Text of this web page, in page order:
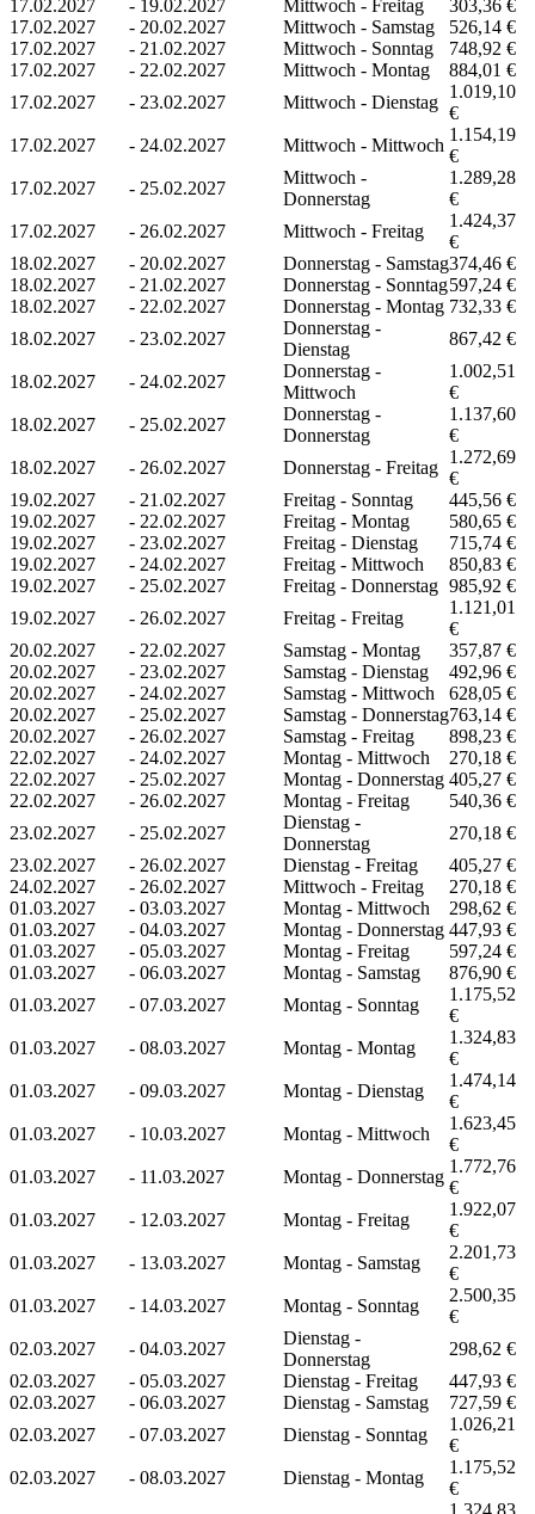
17.02.2027
- 19.02.2027 Mittwoch - Freitag
303,36 €
17.02.2027
- 20.02.2027 Mittwoch - Samstag
526,14 €
17.02.2027
- 21.02.2027 Mittwoch - Sonntag
748,92 €
17.02.2027
- 22.02.2027 Mittwoch - Montag
884,01 €
17.02.2027
- 23.02.2027 Mittwoch - Dienstag
1.019,10
€
17.02.2027
- 24.02.2027 Mittwoch - Mittwoch
1.154,19
€
17.02.2027
- 25.02.2027
Mittwoch -
Donnerstag
1.289,28
€
17.02.2027
- 26.02.2027 Mittwoch - Freitag
1.424,37
€
18.02.2027
- 20.02.2027 Donnerstag - Samstag374,46 €
18.02.2027
- 21.02.2027 Donnerstag - Sonntag597,24 €
18.02.2027
- 22.02.2027 Donnerstag - Montag 732,33 €
18.02.2027
- 23.02.2027
Donnerstag -
Dienstag
867,42 €
18.02.2027 - 24.02.2027
Donnerstag -
Mittwoch
1.002,51
€
18.02.2027
- 25.02.2027
Donnerstag -
Donnerstag
1.137,60
€
18.02.2027
- 26.02.2027 Donnerstag - Freitag
1.272,69
€
19.02.2027
- 21.02.2027 Freitag - Sonntag
445,56 €
19.02.2027
- 22.02.2027 Freitag - Montag
580,65 €
19.02.2027
- 23.02.2027 Freitag - Dienstag
715,74 €
19.02.2027
- 24.02.2027 Freitag - Mittwoch
850,83 €
19.02.2027
- 25.02.2027 Freitag - Donnerstag 985,92 €
19.02.2027
- 26.02.2027 Freitag - Freitag
1.121,01
€
20.02.2027
- 22.02.2027 Samstag - Montag
357,87 €
20.02.2027
- 23.02.2027 Samstag - Dienstag
492,96 €
20.02.2027
- 24.02.2027 Samstag - Mittwoch
628,05 €
20.02.2027
- 25.02.2027 Samstag - Donnerstag763,14 €
20.02.2027
- 26.02.2027 Samstag - Freitag
898,23 €
22.02.2027
- 24.02.2027 Montag - Mittwoch
270,18 €
22.02.2027
- 25.02.2027 Montag - Donnerstag 405,27 €
22.02.2027
- 26.02.2027 Montag - Freitag
540,36 €
23.02.2027
- 25.02.2027
Dienstag -
Donnerstag
270,18 €
23.02.2027
- 26.02.2027 Dienstag - Freitag
405,27 €
24.02.2027
- 26.02.2027 Mittwoch - Freitag
270,18 €
01.03.2027
- 03.03.2027 Montag - Mittwoch
298,62 €
01.03.2027
- 04.03.2027 Montag - Donnerstag 447,93 €
01.03.2027
- 05.03.2027 Montag - Freitag
597,24 €
01.03.2027
- 06.03.2027 Montag - Samstag
876,90 €
01.03.2027
- 07.03.2027 Montag - Sonntag
1.175,52
€
01.03.2027
- 08.03.2027 Montag - Montag
1.324,83
€
01.03.2027
- 09.03.2027 Montag - Dienstag
1.474,14
€
01.03.2027
- 10.03.2027 Montag - Mittwoch
1.623,45
€
01.03.2027
- 11.03.2027 Montag - Donnerstag
1.772,76
€
01.03.2027
- 12.03.2027 Montag - Freitag
1.922,07
€
01.03.2027
- 13.03.2027 Montag - Samstag
2.201,73
€
01.03.2027
- 14.03.2027 Montag - Sonntag
2.500,35
€
02.03.2027
- 04.03.2027
Dienstag -
Donnerstag
298,62 €
02.03.2027
- 05.03.2027 Dienstag - Freitag
447,93 €
02.03.2027
- 06.03.2027 Dienstag - Samstag
727,59 €
02.03.2027
- 07.03.2027 Dienstag - Sonntag
1.026,21
€
02.03.2027
- 08.03.2027 Dienstag - Montag
1.175,52
€
1.324,83